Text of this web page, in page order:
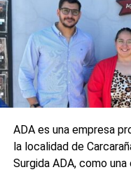
ADA es una empresa
la localidad de
Surgida ADA, como